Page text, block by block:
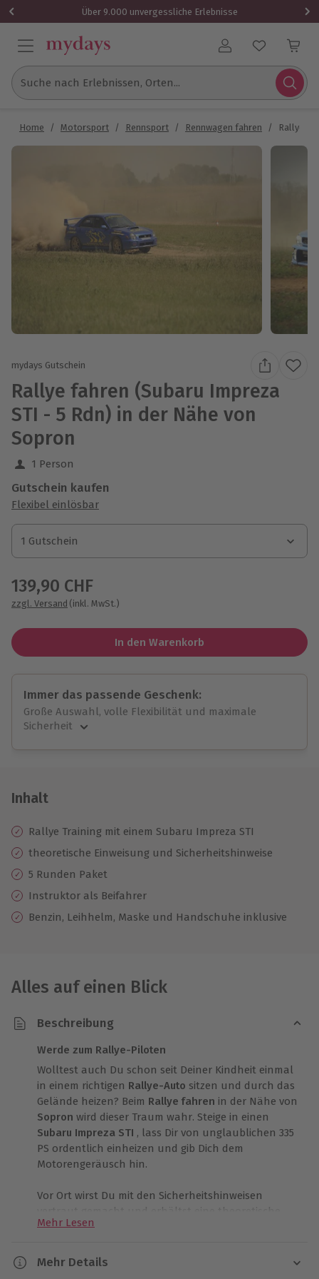
Über 9.000 unvergessliche Erlebnisse
Benutzerkonto
Suche nach Erlebnissen, Orten...
Home / Motorsport / Rennsport / Rennwagen fahren / Rallye
mydays Gutschein
Rallye fahren (Subaru Impreza
STI - 5 Rdn) in der Nähe von
Sopron
1 Person
Gutschein kaufen
Flexibel einlösbar
1 Gutschein
1 Gutschein
1 Gutschein
139,90 CHF
zzgl. Versand (inkl. MwSt.)
In den Warenkorb
Immer das passende Geschenk:
Große Auswahl, volle Flexibilität und maximale
Sicherheit
Jeder Gutschein für alle Erlebnisse einlösbar.
10 Jahre gültig & verlängerbar.
Inhalt
Rallye Training mit einem Subaru Impreza STI
theoretische Einweisung und Sicherheitshinweise
5 Runden Paket
Instruktor als Beifahrer
Benzin, Leihhelm, Maske und Handschuhe inklusive
Alles auf einen Blick
Beschreibung
Werde zum Rallye-Piloten
Wolltest auch Du schon seit Deiner Kindheit einmal
in einem richtigen Rallye-Auto sitzen und durch das
Gelände heizen? Beim Rallye fahren in der Nähe von
Sopron wird dieser Traum wahr. Steige in einen
Subaru Impreza STI , lass Dir von unglaublichen 335
PS ordentlich einheizen und gib Dich dem
Motorengeräusch hin.
Vor Ort wirst Du mit den Sicherheitshinweisen
vertraut gemacht und erhältst eine theoretische
Einweisung. Deine Sicherheit steht beim
des Trainings ein Leihhelm, eine Maske und
Mehr Lesen
Mehr Details